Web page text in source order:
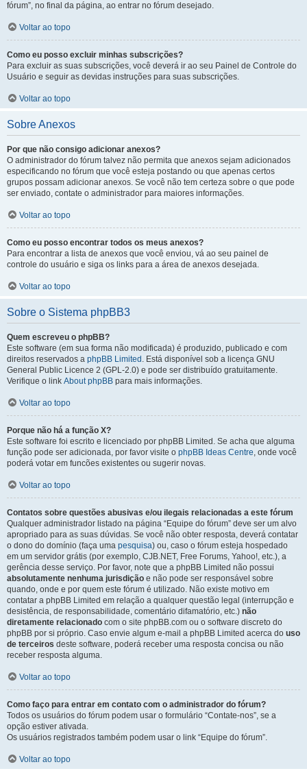
fórum”, no final da página, ao entrar no fórum desejado.
Voltar ao topo
Como eu posso excluir minhas subscrições?
Para excluir as suas subscrições, você deverá ir ao seu Painel de Controle do
Usuário e seguir as devidas instruções para suas subscrições.
Voltar ao topo
Sobre Anexos
Por que não consigo adicionar anexos?
O administrador do fórum talvez não permita que anexos sejam adicionados
especificando no fórum que você esteja postando ou que apenas certos
grupos possam adicionar anexos. Se você não tem certeza sobre o que pode
ser enviado, contate o administrador para maiores informações.
Voltar ao topo
Como eu posso encontrar todos os meus anexos?
Para encontrar a lista de anexos que você enviou, vá ao seu painel de
controle do usuário e siga os links para a área de anexos desejada.
Voltar ao topo
Sobre o Sistema phpBB3
Quem escreveu o phpBB?
Este software (em sua forma não modificada) é produzido, publicado e com
direitos reservados a phpBB Limited . Está disponível sob a licença GNU
General Public Licence 2 (GPL-2.0) e pode ser distribuído gratuitamente.
Verifique o link About phpBB para mais informações.
Voltar ao topo
Porque não há a função X?
Este software foi escrito e licenciado por phpBB Limited. Se acha que alguma
função pode ser adicionada, por favor visite o phpBB Ideas Centre, onde você
poderá votar em funcões existentes ou sugerir novas.
Voltar ao topo
Contatos sobre questões abusivas e/ou ilegais relacionadas a este fórum
Qualquer administrador listado na página “Equipe do fórum” deve ser um alvo
apropriado para as suas dúvidas. Se você não obter resposta, deverá contatar
o dono do domínio (faça uma pesquisa) ou, caso o fórum esteja hospedado
em um servidor grátis (por exemplo, CJB.NET, Free Forums, Yahoo!, etc.), a
gerência desse serviço. Por favor, note que a phpBB Limited não possui
absolutamente nenhuma jurisdição e não pode ser responsável sobre
quando, onde e por quem este fórum é utilizado. Não existe motivo em
contatar a phpBB Limited em relação a qualquer questão legal (interrupção e
desistência, de responsabilidade, comentário difamatório, etc.) não
diretamente relacionado com o site phpBB.com ou o software discreto do
phpBB por si próprio. Caso envie algum e-mail a phpBB Limited acerca do uso
de terceiros deste software, poderá receber uma resposta concisa ou não
receber resposta alguma.
Voltar ao topo
Como faço para entrar em contato com o administrador do fórum?
Todos os usuários do fórum podem usar o formulário “Contate-nos”, se a
opção estiver ativada.
Os usuários registrados também podem usar o link “Equipe do fórum”.
Voltar ao topo